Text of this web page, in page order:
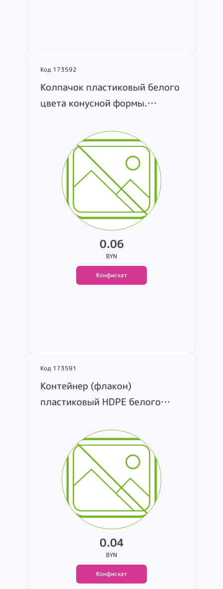
Код 173592
Колпачок пластиковый белого
цвета конусной формы.
стране происхождения и
торговой марке отсутствует.
Упакован в один мешок белого
цвета поврежден. загрязнен.
0.06
BYN
Конфискат
Код 173591
Контейнер (флакон)
пластиковый HDPE белого
производителе. стране
происхождения и торговой
марке отсутствует. Упаковано
в восемнадцать мешков белого
цвета (повреждены.
загрязнены).
0.04
BYN
Конфискат